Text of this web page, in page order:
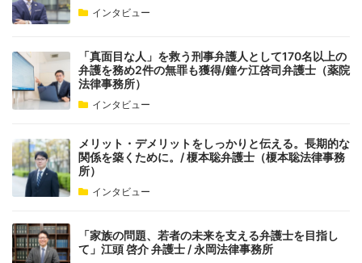
インタビュー
「真面目な人」を救う刑事弁護人として170名以上の
弁護を務め2件の無罪も獲得/鐘ケ江啓司弁護士（薬院
法律事務所）
インタビュー
メリット・デメリットをしっかりと伝える。長期的な
関係を築くために。/ 榎本聡弁護士（榎本聡法律事務
所）
インタビュー
「家族の問題、若者の未来を支える弁護士を目指し
て」江頭 啓介 弁護士 / 永岡法律事務所